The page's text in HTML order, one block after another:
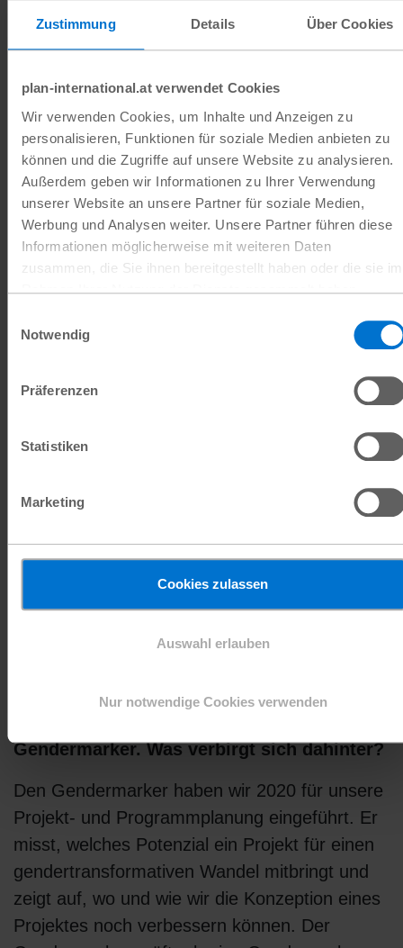
Zustimmung Details Über Cookies
plan-international.at verwendet Cookies
Wir verwenden Cookies, um Inhalte und Anzeigen zu
personalisieren, Funktionen für soziale Medien anbieten zu
können und die Zugriffe auf unsere Website zu analysieren.
Außerdem geben wir Informationen zu Ihrer Verwendung
unserer Website an unsere Partner für soziale Medien,
Werbung und Analysen weiter. Unsere Partner führen diese
Informationen möglicherweise mit weiteren Daten
zusammen, die Sie ihnen bereitgestellt haben oder die sie im
Rahmen Ihrer Nutzung der Dienste gesammelt haben.
Notwendig
Präferenzen
Statistiken
Marketing
Cookies zulassen
Auswahl erlauben
Nur notwendige Cookies verwenden
Jhon setzt sich gegen Gewalt gegen Frauen und
Mädchen ein, damit seine Schwester eine bessere
Zukunft hat
Plan International
Gendermarker. Was verbirgt sich dahinter?
Den Gendermarker haben wir 2020 für unsere
Projekt- und Programmplanung eingeführt. Er
misst, welches Potenzial ein Projekt für einen
gendertransformativen Wandel mitbringt und
zeigt auf, wo und wie wir die Konzeption eines
Projektes noch verbessern können. Der